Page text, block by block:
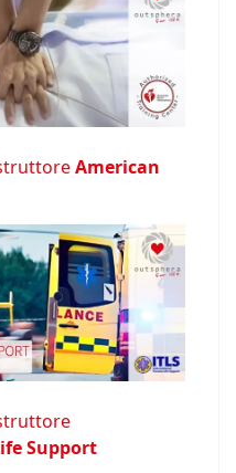
American
Support